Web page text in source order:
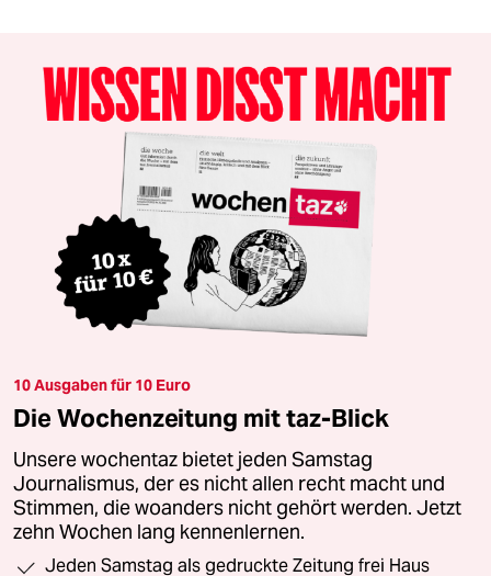
10 Ausgaben für 10 Euro
Die Wochenzeitung mit taz-Blick
Unsere wochentaz bietet jeden Samstag
Journalismus, der es nicht allen recht macht und
Stimmen, die woanders nicht gehört werden. Jetzt
zehn Wochen lang kennenlernen.
Jeden Samstag als gedruckte Zeitung frei Haus